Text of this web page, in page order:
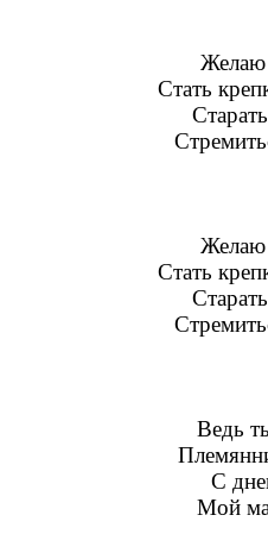
Желаю
Стать
Желаю
Стать
Ведь
С
Мой